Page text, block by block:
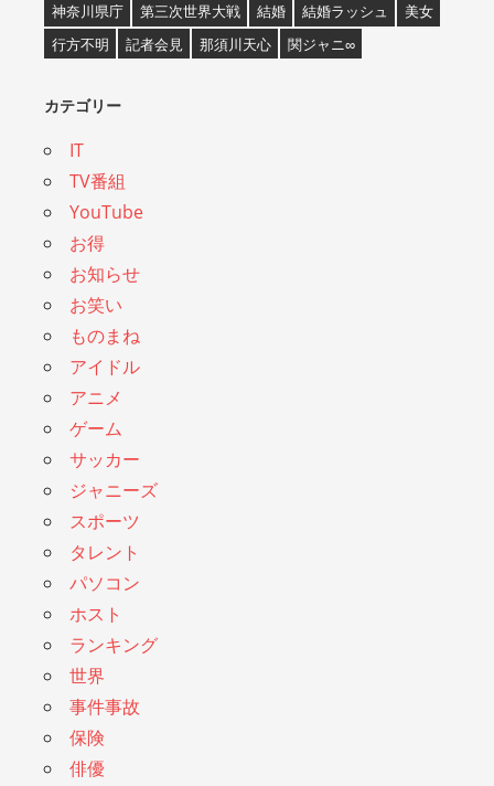
神奈川県庁
第三次世界大戦 結婚 結婚ラッシュ
美女
行方不明
記者会見 那須川天心 関ジャニ∞
カテゴリー
IT
TV番組
YouTube
お得
お知らせ
お笑い
ものまね
アイドル
アニメ
ゲーム
サッカー
ジャニーズ
スポーツ
タレント
パソコン
ホスト
ランキング
世界
事件事故
保険
俳優